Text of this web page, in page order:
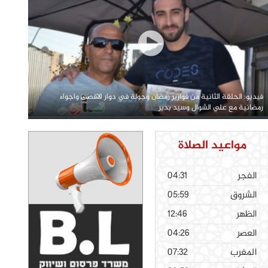
فيديو: الحلقة الثانية من فوازير رمضان وجولة في دوار الاقصى واجواء
رمضانية مع علي الشوال وسيد بدير
مواعيد الصلاة
الفجر
04:31
الشروق
05:59
الظهر
12:46
العصر
04:26
المغرب
07:32